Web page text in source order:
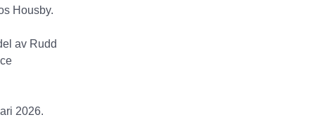
Housby.
av Rudd
2026.